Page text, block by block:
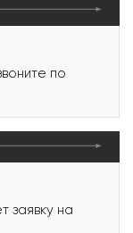
по
заявку на